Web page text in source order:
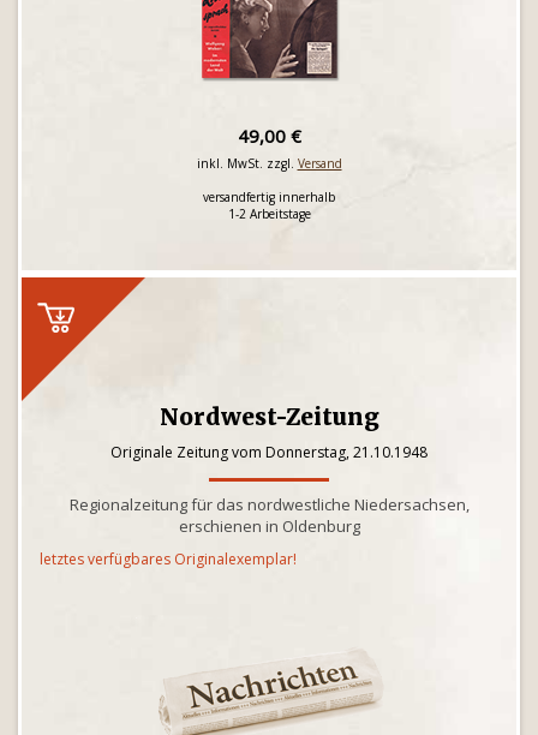
49,00 €
inkl. MwSt. zzgl. Versand
versandfertig innerhalb
1-2 Arbeitstage
Nordwest-Zeitung
Originale Zeitung vom Donnerstag, 21.10.1948
Regionalzeitung für das nordwestliche Niedersachsen,
erschienen in Oldenburg
letztes verfügbares Originalexemplar!